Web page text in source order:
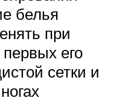
белья
при
его
сетки и